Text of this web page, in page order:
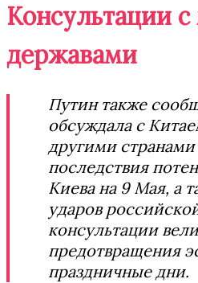
Консультации
державами
Путин также
обсуждала с
другими
последствия
Киева на 9 Мая, а
ударов
консультации
предотвращения
праздничные дни.